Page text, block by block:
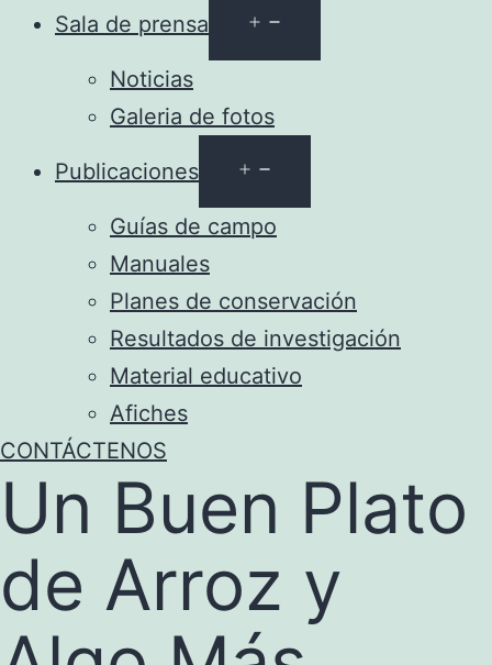
Sala de prensa
el
Noticias
Galeria de fotos
Publicaciones
el
menú
Guías de campo
Manuales
Planes de conservación
Resultados de investigación
Material educativo
Afiches
CONTÁCTENOS
Un Buen Plato
de Arroz y